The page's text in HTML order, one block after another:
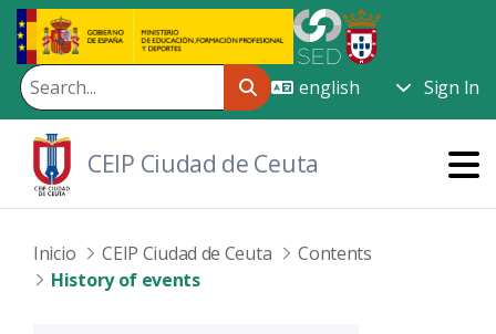
Skip to Main Content
Sign In
CEIP Ciudad de Ceuta
Inicio CEIP Ciudad de Ceuta
Contents
History of events